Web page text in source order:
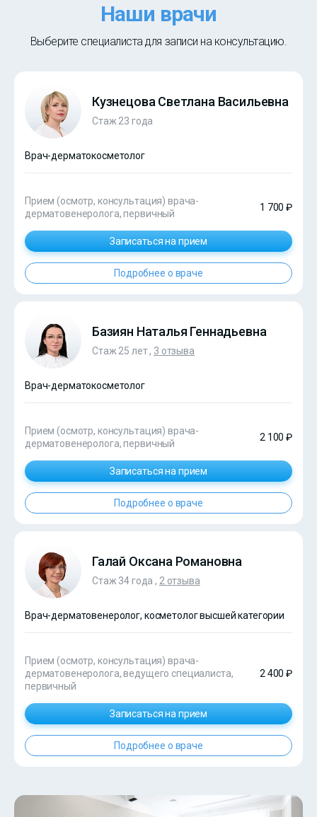
Наши врачи
Выберите специалиста для записи на консультацию.
Кузнецова Светлана Васильевна
Стаж 23 года
Врач-дерматокосметолог
Прием (осмотр, консультация) врача-
дерматовенеролога, первичный
1 700 ₽
Записаться на прием
Подробнее о враче
Базиян Наталья Геннадьевна
Стаж 25 лет , 3 отзыва
Врач-дерматокосметолог
Прием (осмотр, консультация) врача-
дерматовенеролога, первичный
2 100 ₽
Записаться на прием
Подробнее о враче
Галай Оксана Романовна
Стаж 34 года , 2 отзыва
Врач-дерматовенеролог, косметолог высшей категории
Прием (осмотр, консультация) врача-
дерматовенеролога, ведущего специалиста,
первичный
2 400 ₽
Записаться на прием
Подробнее о враче